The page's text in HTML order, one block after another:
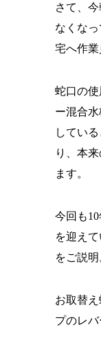
さて、
なくな
宅へ作業
蛇口の
ー混合
してい
り、本
ます。
今回も
を迎え
をご説明
お取替
プのレバ